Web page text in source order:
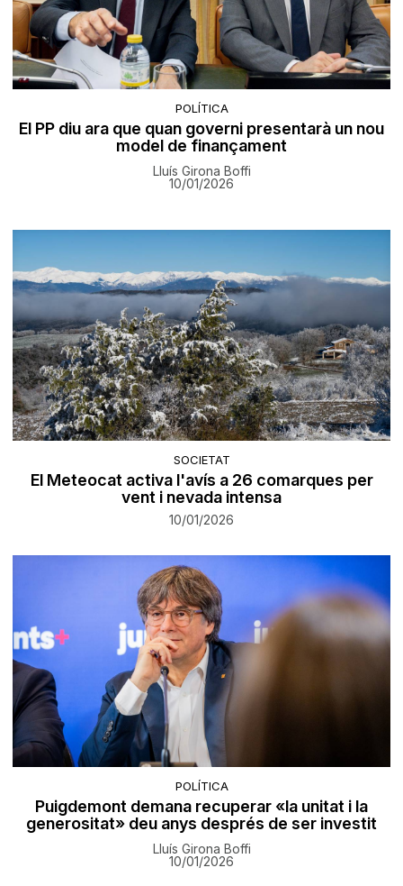
POLÍTICA
El PP diu ara que quan governi presentarà un nou
model de finançament
Lluís Girona Boffi
10/01/2026
SOCIETAT
El Meteocat activa l'avís a 26 comarques per
vent i nevada intensa
10/01/2026
POLÍTICA
Puigdemont demana recuperar «la unitat i la
generositat» deu anys després de ser investit
Lluís Girona Boffi
10/01/2026